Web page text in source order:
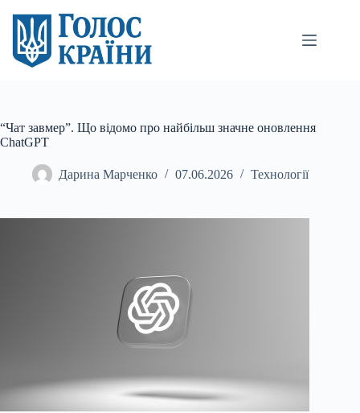
вмісту
“Чат завмер”. Що відомо про найбільш значне оновлення
ChatGPT
Дарина Марченко 07.06.2026 Технології